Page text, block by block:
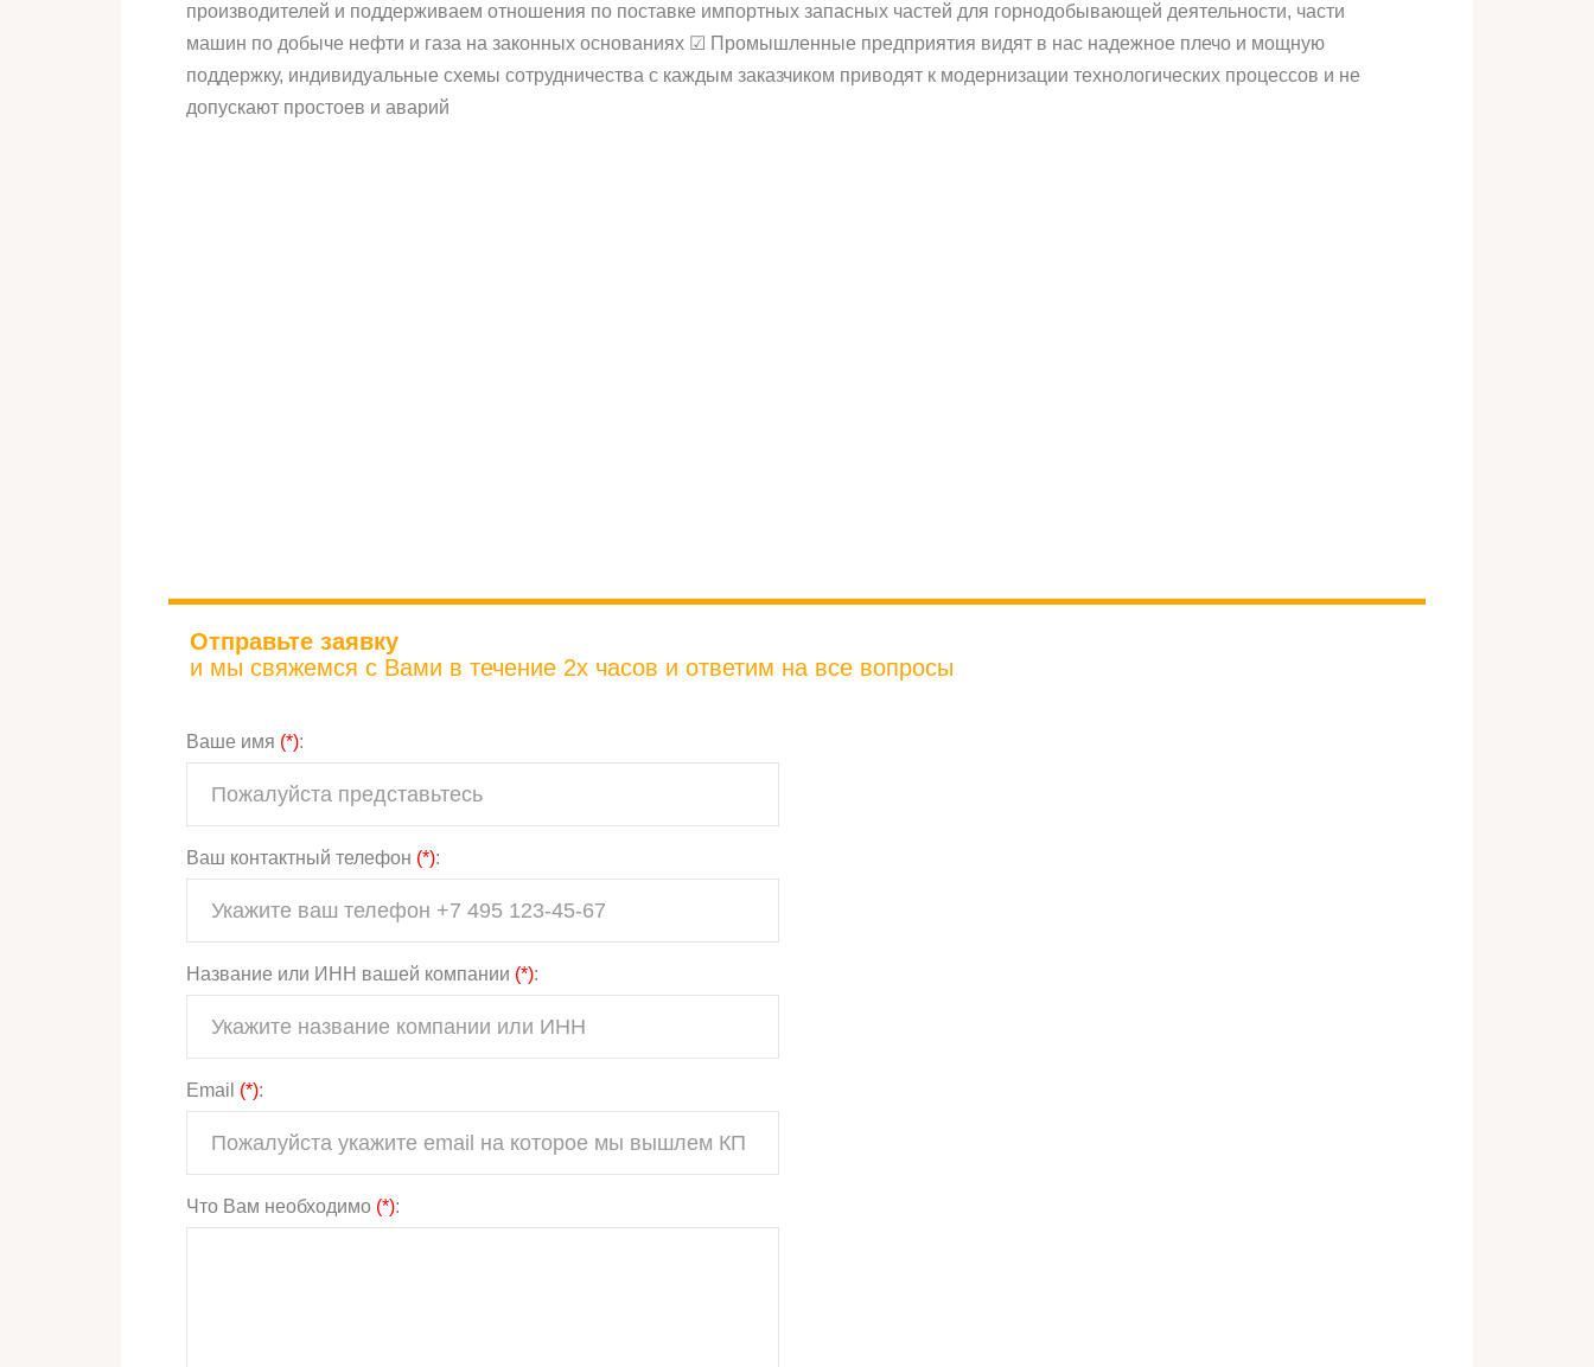
производителей и поддерживаем отношения по поставке импортных запасных частей для горнодобывающей деятельности, части
машин по добыче нефти и газа на законных основаниях ☑ Промышленные предприятия видят в нас надежное плечо и мощную
поддержку, индивидуальные схемы сотрудничества с каждым заказчиком приводят к модернизации технологических процессов и не
допускают простоев и аварий
Отправьте заявку
и мы свяжемся с Вами в течение 2х часов и ответим на все вопросы
Ваше имя (*):
Ваш контактный телефон (*):
Название или ИНН вашей компании (*):
Email (*):
Что Вам необходимо (*):